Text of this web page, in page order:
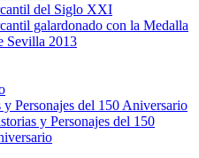
del Siglo XXI
galardonado con la Medalla
Sevilla 2013
y Personajes del 150 Aniversario
y Personajes del 150